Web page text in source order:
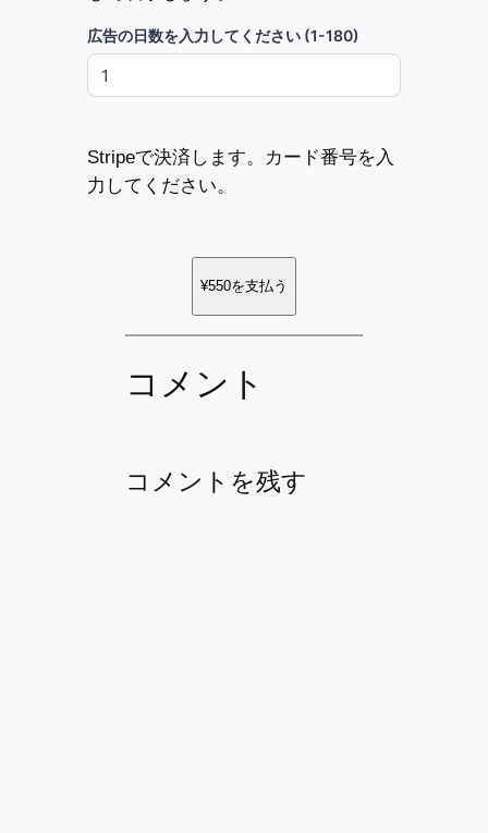
広告の日数を入力してください (1-180)
Stripeで決済します。カード番号を入
力してください。
¥550を支払う
コメント
コメントを残す